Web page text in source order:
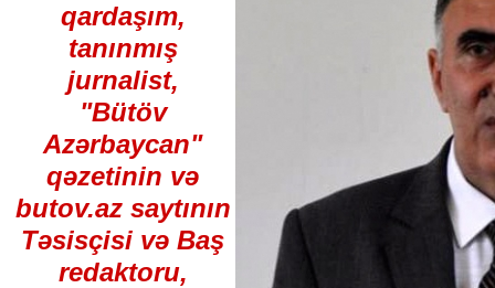
qardaşım,
tanınmış
jurnalist,
"Bütöv
Azərbaycan"
qəzetinin və
butov.az saytının
Təsisçisi və Baş
redaktoru,